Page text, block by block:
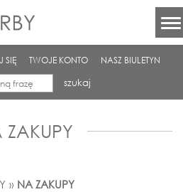
SIĘ TWOJE KONTO
NASZ BIULETYN
szukaj
ZAKUPY
» NA ZAKUPY